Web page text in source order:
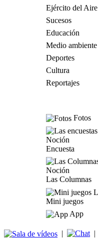
Ejército del Aire
Sucesos
Educación
Medio ambiente
Deportes
Cultura
Reportajes
Fotos
Encuesta
Las Columnas
Mini juegos
App
| |